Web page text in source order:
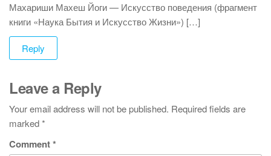
Махариши Махеш Йоги — Искусство поведения (фрагмент
книги «Наука Бытия и Искусство Жизни») […]
Reply
Leave a Reply
Your email address will not be published. Required fields are
marked*
Comment*